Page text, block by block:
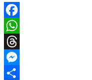
Facebook
WhatsApp
Threads
Messenger